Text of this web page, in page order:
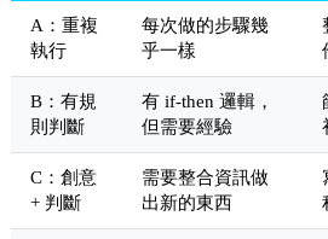
A：重複
執行
每次做的步驟幾
乎一樣
B：有規
則判斷
有 if-then 邏輯，
但需要經驗
C：創意
+ 判斷
需要整合資訊做
出新的東西